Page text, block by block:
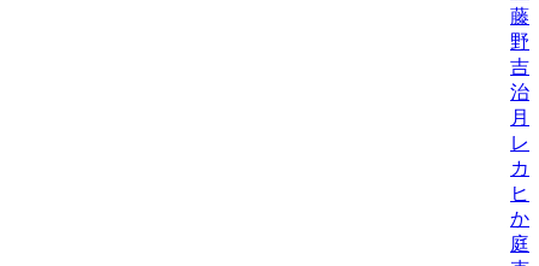
藤
野
吉
治/
月
レ
カ
ヒ
か
庭/